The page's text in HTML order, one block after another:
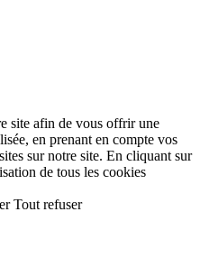
site afin de vous offrir une
en prenant en compte vos
sur notre site. En cliquant sur
de tous les cookies
Tout refuser